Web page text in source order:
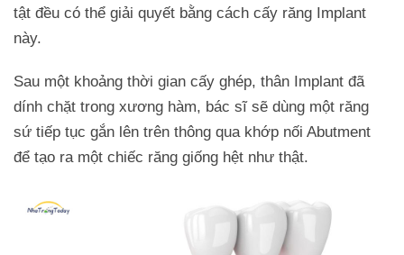
tật đều có thể giải quyết bằng cách cấy răng Implant
này.
Sau một khoảng thời gian cấy ghép, thân Implant đã
dính chặt trong xương hàm, bác sĩ sẽ dùng một răng
sứ tiếp tục gắn lên trên thông qua khớp nối Abutment
để tạo ra một chiếc răng giống hệt như thật.